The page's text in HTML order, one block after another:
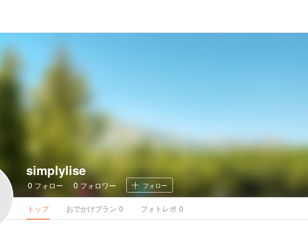
simplylise
0 フォロー 0 フォロワー フォロー
トップ おでかけプラン 0 フォトレポ 0